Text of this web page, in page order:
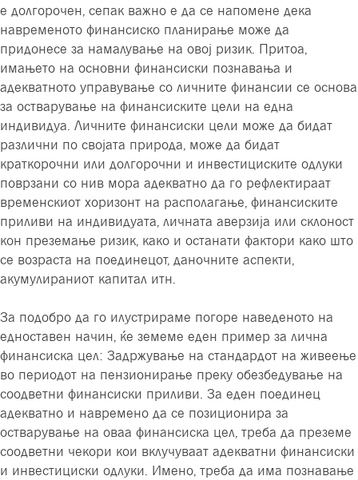
е долгорочен, сепак важно е да се напомене дека
навременото финансиско планирање може да
придонесе за намалување на овој ризик. Притоа,
имањето на основни финансиски познавања и
адекватното управување со личните финансии се основа
за остварување на финансиските цели на една
индивидуа. Личните финансиски цели може да бидат
различни по својата природа, може да бидат
краткорочни или долгорочни и инвестициските одлуки
поврзани со нив мора адекватно да го рефлектираат
временскиот хоризонт на располагање, финансиските
приливи на индивидуата, личната аверзија или склоност
кон преземање ризик, како и останати фактори како што
се возраста на поединецот, даночните аспекти,
акумулираниот капитал итн.
За подобро да го илустрираме погоре наведеното на
едноставен начин, ќе земеме еден пример за лична
финансиска цел: Задржување на стандардот на живеење
во периодот на пензионирање преку обезбедување на
соодветни финансиски приливи. За еден поединец
адекватно и навремено да се позиционира за
остварување на оваа финансиска цел, треба да преземе
соодветни чекори кои вклучуваат адекватни финансиски
и инвестициски одлуки. Имено, треба да има познавање